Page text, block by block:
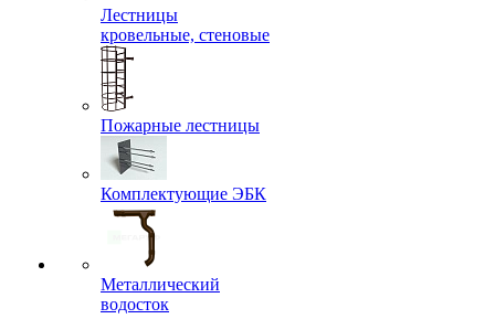
Лестницы
кровельные, стеновые
Пожарные лестницы
Комплектующие ЭБК
Металлический
водосток